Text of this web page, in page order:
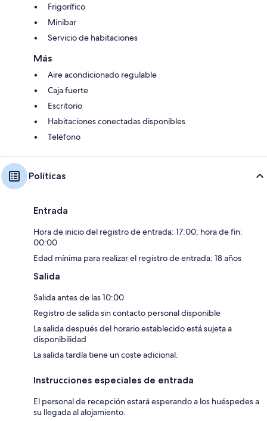
Frigorífico
Minibar
Servicio de habitaciones
Más
Aire acondicionado regulable
Caja fuerte
Escritorio
Habitaciones conectadas disponibles
Teléfono
Políticas
Entrada
Hora de inicio del registro de entrada: 17:00; hora de fin:
00:00
Edad mínima para realizar el registro de entrada: 18 años
Salida
Salida antes de las 10:00
Registro de salida sin contacto personal disponible
La salida después del horario establecido está sujeta a
disponibilidad
La salida tardía tiene un coste adicional.
Instrucciones especiales de entrada
El personal de recepción estará esperando a los huéspedes a
su llegada al alojamiento.